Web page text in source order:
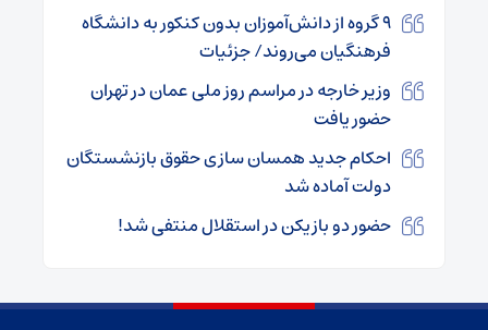
۹ گروه از دانش‌آموزان بدون کنکور به دانشگاه
فرهنگیان می‌روند/ جزئیات
وزیر خارجه در مراسم روز ملی عمان در تهران
حضور یافت
احکام جدید همسان سازی حقوق بازنشستگان
دولت آماده شد
حضور دو بازیکن در استقلال منتفی شد!